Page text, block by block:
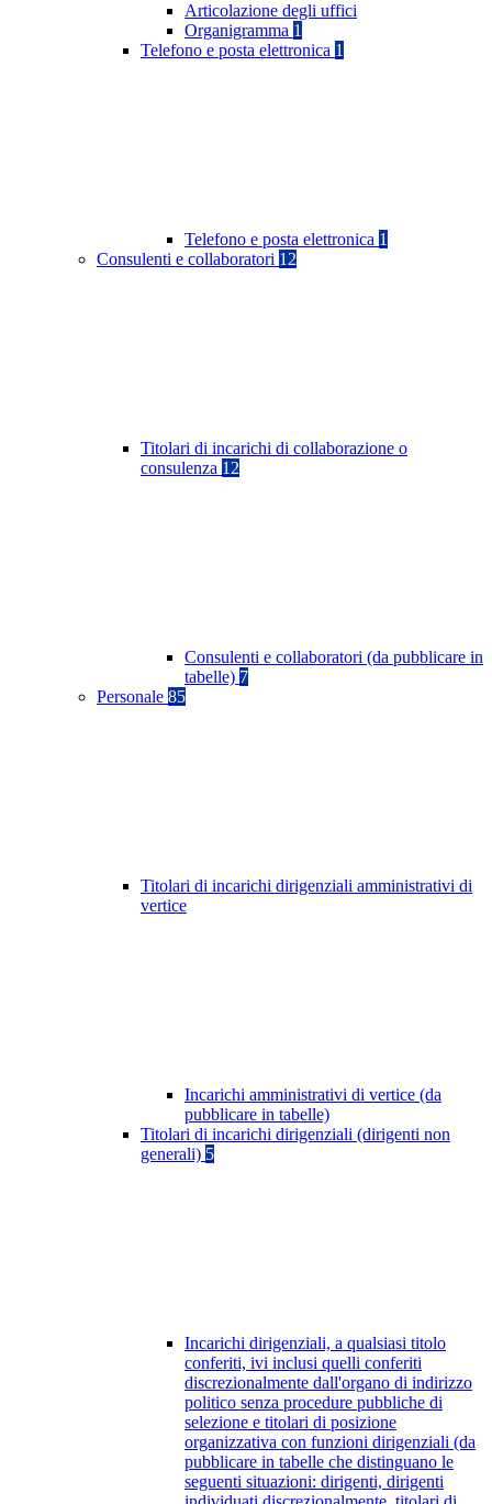
Articolazione degli uffici
Organigramma 1
Telefono e posta elettronica 1
Telefono e posta elettronica 1
Consulenti e collaboratori 12
Titolari di incarichi di collaborazione o
consulenza 12
Consulenti e collaboratori (da pubblicare in
tabelle) 7
Personale 85
Titolari di incarichi dirigenziali amministrativi di
vertice
Incarichi amministrativi di vertice (da
pubblicare in tabelle)
Titolari di incarichi dirigenziali (dirigenti non
generali) 5
Incarichi dirigenziali, a qualsiasi titolo
conferiti, ivi inclusi quelli conferiti
discrezionalmente dall'organo di indirizzo
politico senza procedure pubbliche di
selezione e titolari di posizione
organizzativa con funzioni dirigenziali (da
pubblicare in tabelle che distinguano le
seguenti situazioni: dirigenti, dirigenti